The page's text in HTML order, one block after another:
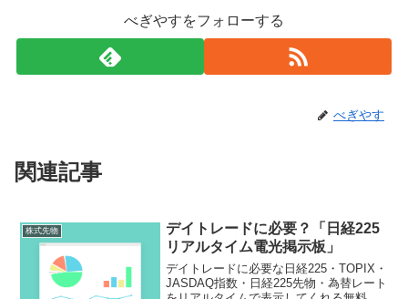
べぎやすをフォローする
べぎやす
関連記事
株式先物
デイトレードに必要？「日経225
リアルタイム電光掲示板」
デイトレードに必要な日経225・TOPIX・
JASDAQ指数・日経225先物・為替レート